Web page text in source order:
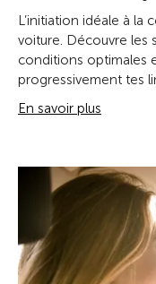
L’initiation idéale à la
voiture. Découvre les
conditions optimales
progressivement tes
En savoir plus